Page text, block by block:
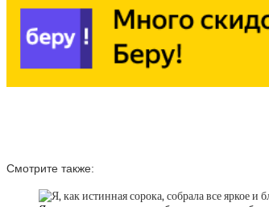
Смотрите также: